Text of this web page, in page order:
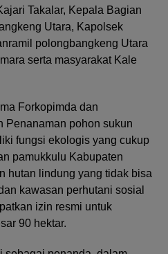
Takalar, Kepala Bagian
Utara, Kapolsek
polongbangkeng Utara
serta masyarakat Kale
Forkopimda dan
Penanaman pohon sukun
fungsi ekologis yang cukup
pamukkulu Kabupaten
hutan lindung yang tidak bisa
kawasan perhutani sosial
izin resmi untuk
90 hektar.